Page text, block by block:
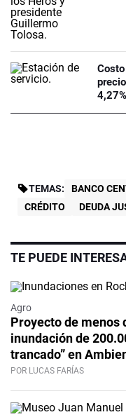
4,27%
TEMAS: BANCO
CRÉDITO
DEUDA
TE PUEDE
Agro
Proyecto de menos
inundación de
trancado” en
POR LUCAS FARÍAS